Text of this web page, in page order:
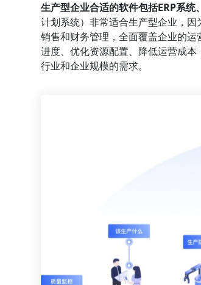
生产型企业合适的软件包括ERP系统、
计划系统）非常适合生产型企业，
销售和财务管理，全面覆盖企业的
进度、优化资源配置、降低运营成
行业和企业规模的需求。